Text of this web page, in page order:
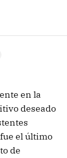
en la
deseado
el último
de